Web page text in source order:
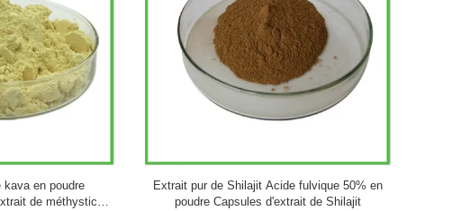
biloba pur en
6% Extrait de
EGB 761 Poudre d'extrait de feuilles de ginkgo
biloba naturel 20:1